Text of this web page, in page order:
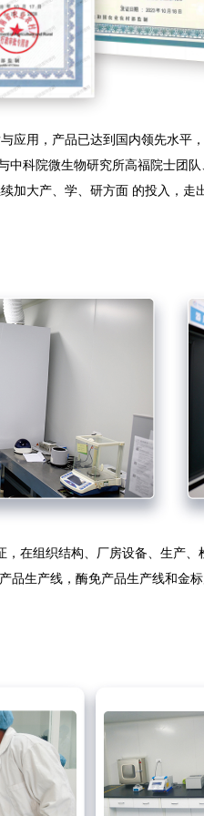
用，产品已达到国内领先水平
科院微生物研究所高福院士团
大产、学、研方面 的投入，走
组织结构、厂房设备、生产、
生产线，酶免产品生产线和金